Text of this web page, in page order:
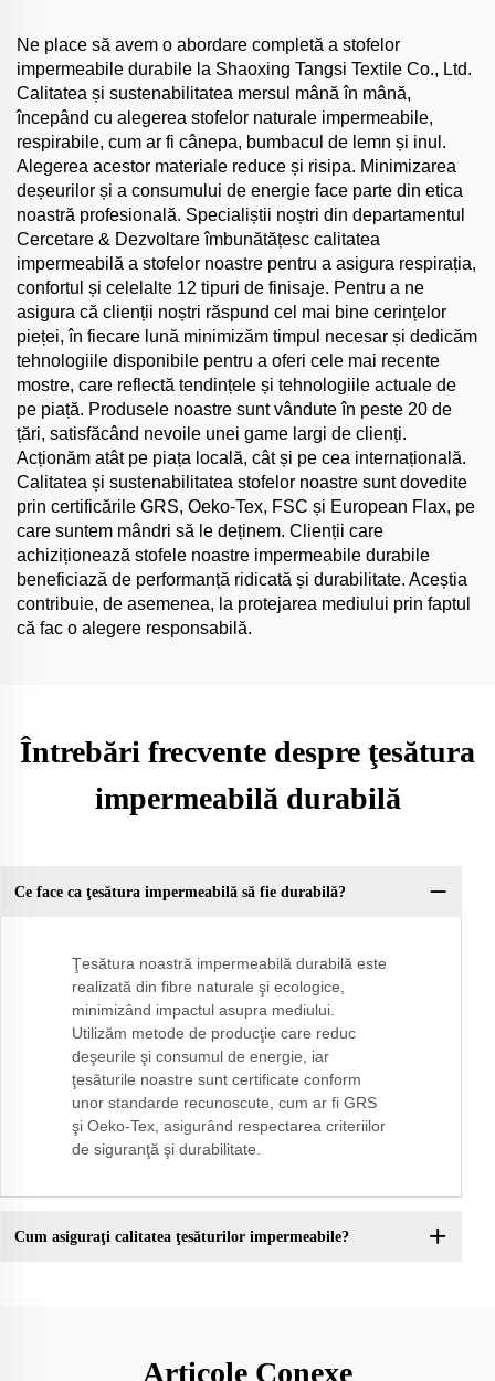
Ne place să avem o abordare completă a stofelor
impermeabile durabile la Shaoxing Tangsi Textile Co., Ltd.
Calitatea și sustenabilitatea mersul mână în mână,
începând cu alegerea stofelor naturale impermeabile,
respirabile, cum ar fi cânepa, bumbacul de lemn și inul.
Alegerea acestor materiale reduce și risipa. Minimizarea
deșeurilor și a consumului de energie face parte din etica
noastră profesională. Specialiștii noștri din departamentul
Cercetare & Dezvoltare îmbunătățesc calitatea
impermeabilă a stofelor noastre pentru a asigura respirația,
confortul și celelalte 12 tipuri de finisaje. Pentru a ne
asigura că clienții noștri răspund cel mai bine cerințelor
pieței, în fiecare lună minimizăm timpul necesar și dedicăm
tehnologiile disponibile pentru a oferi cele mai recente
mostre, care reflectă tendințele și tehnologiile actuale de
pe piață. Produsele noastre sunt vândute în peste 20 de
țări, satisfăcând nevoile unei game largi de clienți.
Acționăm atât pe piața locală, cât și pe cea internațională.
Calitatea și sustenabilitatea stofelor noastre sunt dovedite
prin certificările GRS, Oeko-Tex, FSC și European Flax, pe
care suntem mândri să le deținem. Clienții care
achiziționează stofele noastre impermeabile durabile
beneficiază de performanță ridicată și durabilitate. Aceștia
contribuie, de asemenea, la protejarea mediului prin faptul
că fac o alegere responsabilă.
Întrebări frecvente despre ţesătura
impermeabilă durabilă
Ce face ca ţesătura impermeabilă să fie durabilă?
Ţesătura noastră impermeabilă durabilă este
realizată din fibre naturale şi ecologice,
minimizând impactul asupra mediului.
Utilizăm metode de producţie care reduc
deşeurile şi consumul de energie, iar
ţesăturile noastre sunt certificate conform
unor standarde recunoscute, cum ar fi GRS
şi Oeko-Tex, asigurând respectarea criteriilor
de siguranţă şi durabilitate.
Cum asiguraţi calitatea ţesăturilor impermeabile?
Articole Conexe